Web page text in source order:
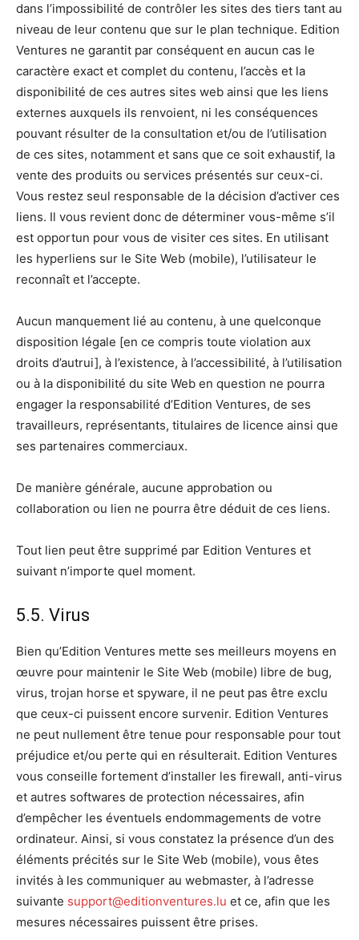
dans l’impossibilité de contrôler les sites des tiers tant au
niveau de leur contenu que sur le plan technique. Edition
Ventures ne garantit par conséquent en aucun cas le
caractère exact et complet du contenu, l’accès et la
disponibilité de ces autres sites web ainsi que les liens
externes auxquels ils renvoient, ni les conséquences
pouvant résulter de la consultation et/ou de l’utilisation
de ces sites, notamment et sans que ce soit exhaustif, la
vente des produits ou services présentés sur ceux-ci.
Vous restez seul responsable de la décision d’activer ces
liens. Il vous revient donc de déterminer vous-même s’il
est opportun pour vous de visiter ces sites. En utilisant
les hyperliens sur le Site Web (mobile), l’utilisateur le
reconnaît et l’accepte.
Aucun manquement lié au contenu, à une quelconque
disposition légale [en ce compris toute violation aux
droits d’autrui], à l’existence, à l’accessibilité, à l’utilisation
ou à la disponibilité du site Web en question ne pourra
engager la responsabilité d’Edition Ventures, de ses
travailleurs, représentants, titulaires de licence ainsi que
ses partenaires commerciaux.
De manière générale, aucune approbation ou
collaboration ou lien ne pourra être déduit de ces liens.
Tout lien peut être supprimé par Edition Ventures et
suivant n’importe quel moment.
5.5. Virus
Bien qu’Edition Ventures mette ses meilleurs moyens en
œuvre pour maintenir le Site Web (mobile) libre de bug,
virus, trojan horse et spyware, il ne peut pas être exclu
que ceux-ci puissent encore survenir. Edition Ventures
ne peut nullement être tenue pour responsable pour tout
préjudice et/ou perte qui en résulterait. Edition Ventures
vous conseille fortement d’installer les firewall, anti-virus
et autres softwares de protection nécessaires, afin
d’empêcher les éventuels endommagements de votre
ordinateur. Ainsi, si vous constatez la présence d’un des
éléments précités sur le Site Web (mobile), vous êtes
invités à les communiquer au webmaster, à l’adresse
suivante support@editionventures.lu et ce, afin que les
mesures nécessaires puissent être prises.